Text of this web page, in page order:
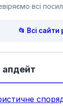
всі
📂 Всі сайти
апдейт